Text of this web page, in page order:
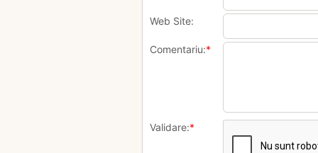
Web Site:
Comentariu:*
Validare:*